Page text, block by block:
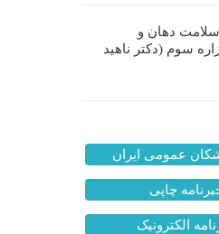
دهان و
سوم (دکتر ناهید
عمومی ایران
چاپی
الکترونیک